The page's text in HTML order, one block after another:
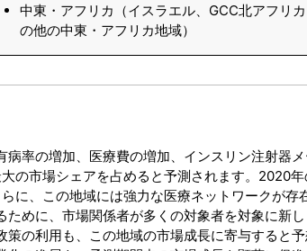
中東・アフリカ（イスラエル、GCC北アフリ
の他の中東・アフリカ地域）
率の増加、医療費の増加、インスリン注射器
の市場シェアを占めると予測されます。2020
に、この地域には強力な医療ネットワークが存
めに、市場関係者が多くの対象者を対象に新
の利用も、この地域の市場成長に寄与すると